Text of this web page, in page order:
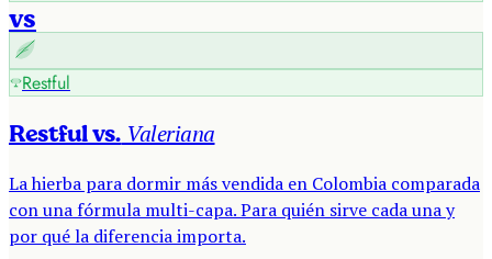
vs
Restful
Restful vs. Valeriana
La hierba para dormir más vendida en Colombia comparada
con una fórmula multi-capa. Para quién sirve cada una y
por qué la diferencia importa.